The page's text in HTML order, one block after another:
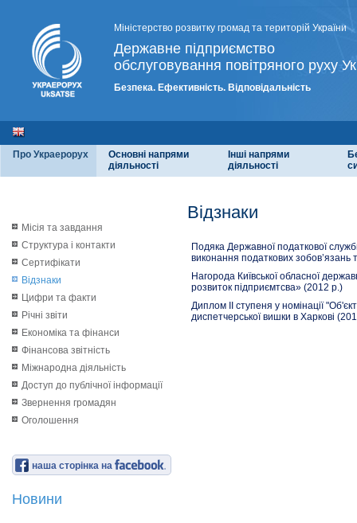
Міністерство розвитку громад та територій України
Державне підприємство
обслуговування повітряного руху
Безпека. Ефективність. Відповідальність
Про Украерорух
Основні напрями
діяльності
Інші напрями
діяльності
Місія та завдання
Структура і контакти
Сертифікати
Відзнаки
Цифри та факти
Річні звіти
Економіка та фінанси
Фінансова звітність
Міжнародна діяльність
Доступ до публічної інформації
Звернення громадян
Оголошення
наша сторінка на
Новини
Відзнаки
Подяка Державної податкової
виконання податкових
Нагорода Київської обласної
розвиток підприємтсва» (2012 р.)
Диплом ІІ ступеня у номінації
диспетчерської вишки в Харкові